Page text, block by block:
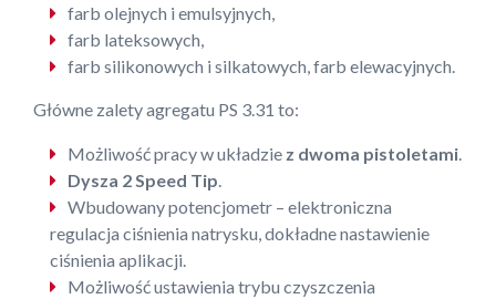
farb olejnych i emulsyjnych,
farb lateksowych,
farb silikonowych i silkatowych, farb elewacyjnych.
Główne zalety agregatu PS 3.31 to:
Możliwość pracy w układzie z dwoma pistoletami
Dysza 2 Speed Tip
Wbudowany potencjometr – elektroniczna
regulacja ciśnienia natrysku, dokładne nastawienie
ciśnienia aplikacji.
Możliwość ustawienia trybu czyszczenia